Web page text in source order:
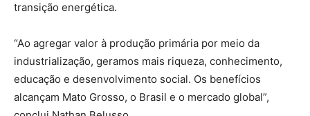
transição energética.
“Ao agregar valor à produção primária por meio da
industrialização, geramos mais riqueza, conhecimento,
educação e desenvolvimento social. Os benefícios
alcançam Mato Grosso, o Brasil e o mercado global”,